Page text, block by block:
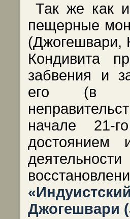
Так же как и
пещерные
(Джогешвари,
Кондивита
забвения и
его (в
начале 21-
достоянием
Джогешвари